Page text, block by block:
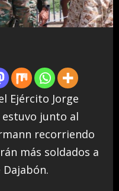
Ejército Jorge
estuvo junto al
recorriendo
más soldados a